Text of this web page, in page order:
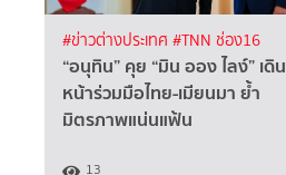
#ข่าวต่างประเทศ #TNN ช่อง16
“อนุทิน” คุย “มิน ออง ไลง์” เดิน
หน้าร่วมมือไทย-เมียนมา ย้ำ
มิตรภาพแน่นแฟ้น
13